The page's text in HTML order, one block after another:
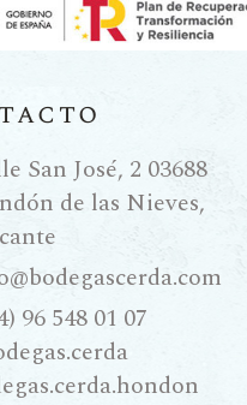
San José, 2 03688
de las Nieves,
96 548 01 07